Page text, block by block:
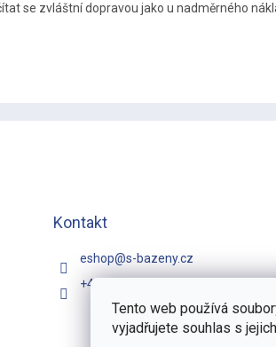
Tento web používá
vyjadřujete souhlas s
se zvláštní dopravou jako u nadměrného
Kontakt
eshop@s-bazeny.cz
+420 731 481 257